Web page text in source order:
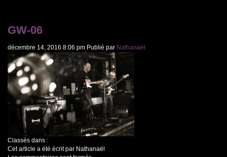
GW-06
décembre 14, 2016 8:06 pm Publié par Nathanaël
Classés dans :
Cet article a été écrit par Nathanaël